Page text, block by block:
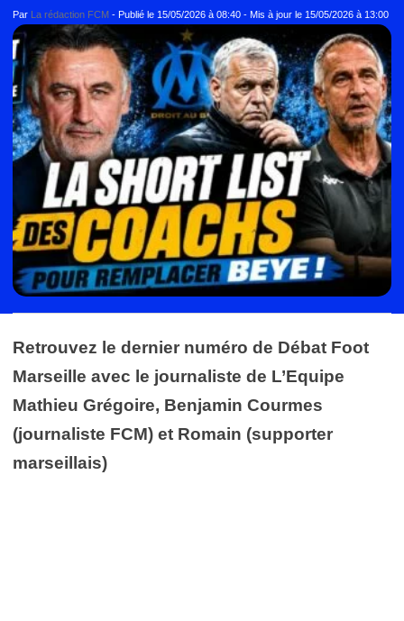
Par La rédaction FCM - Publié le 15/05/2026 à 08:40 - Mis à jour le 15/05/2026 à 13:00
Retrouvez le dernier numéro de Débat Foot
Marseille avec le journaliste de L’Equipe
Mathieu Grégoire, Benjamin Courmes
(journaliste FCM) et Romain (supporter
marseillais)